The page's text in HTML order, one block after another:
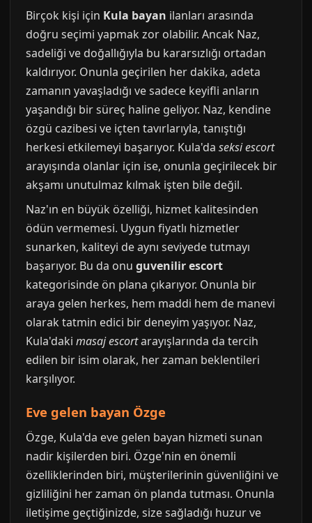
Birçok kişi için Kula bayan ilanları arasında
doğru seçimi yapmak zor olabilir. Ancak Naz,
sadeliği ve doğallığıyla bu kararsızlığı ortadan
kaldırıyor. Onunla geçirilen her dakika, adeta
zamanın yavaşladığı ve sadece keyifli anların
yaşandığı bir süreç haline geliyor. Naz, kendine
özgü cazibesi ve içten tavırlarıyla, tanıştığı
herkesi etkilemeyi başarıyor. Kula'da seksi escort
arayışında olanlar için ise, onunla geçirilecek bir
akşamı unutulmaz kılmak işten bile değil.
Naz'ın en büyük özelliği, hizmet kalitesinden
ödün vermemesi. Uygun fiyatlı hizmetler
sunarken, kaliteyi de aynı seviyede tutmayı
başarıyor. Bu da onu guvenilir escort
kategorisinde ön plana çıkarıyor. Onunla bir
araya gelen herkes, hem maddi hem de manevi
olarak tatmin edici bir deneyim yaşıyor. Naz,
Kula'daki masaj escortarayışlarında da tercih
edilen bir isim olarak, her zaman beklentileri
karşılıyor.
Eve gelen bayan Özge
Özge, Kula'da eve gelen bayan hizmeti sunan
nadir kişilerden biri. Özge'nin en önemli
özelliklerinden biri, müşterilerinin güvenliğini ve
gizliliğini her zaman ön planda tutması. Onunla
iletişime geçtiğinizde, size sağladığı huzur ve